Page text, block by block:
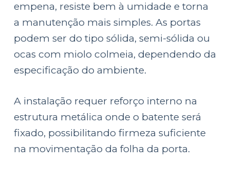
empena, resiste bem à umidade e torna
a manutenção mais simples. As portas
podem ser do tipo sólida, semi-sólida ou
ocas com miolo colmeia, dependendo da
especificação do ambiente.
A instalação requer reforço interno na
estrutura metálica onde o batente será
fixado, possibilitando firmeza suficiente
na movimentação da folha da porta.